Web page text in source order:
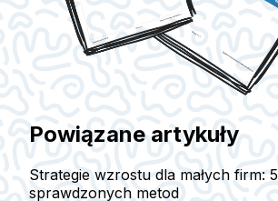
Powiązane artykuły
Strategie wzrostu dla małych firm: 5
sprawdzonych metod